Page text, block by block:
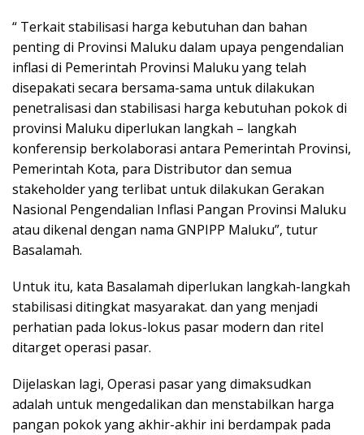
“ Terkait stabilisasi harga kebutuhan dan bahan
penting di Provinsi Maluku dalam upaya pengendalian
inflasi di Pemerintah Provinsi Maluku yang telah
disepakati secara bersama-sama untuk dilakukan
penetralisasi dan stabilisasi harga kebutuhan pokok di
provinsi Maluku diperlukan langkah – langkah
konferensip berkolaborasi antara Pemerintah Provinsi,
Pemerintah Kota, para Distributor dan semua
stakeholder yang terlibat untuk dilakukan Gerakan
Nasional Pengendalian Inflasi Pangan Provinsi Maluku
atau dikenal dengan nama GNPIPP Maluku”, tutur
Basalamah.
Untuk itu, kata Basalamah diperlukan langkah-langkah
stabilisasi ditingkat masyarakat. dan yang menjadi
perhatian pada lokus-lokus pasar modern dan ritel
ditarget operasi pasar.
Dijelaskan lagi, Operasi pasar yang dimaksudkan
adalah untuk mengedalikan dan menstabilkan harga
pangan pokok yang akhir-akhir ini berdampak pada